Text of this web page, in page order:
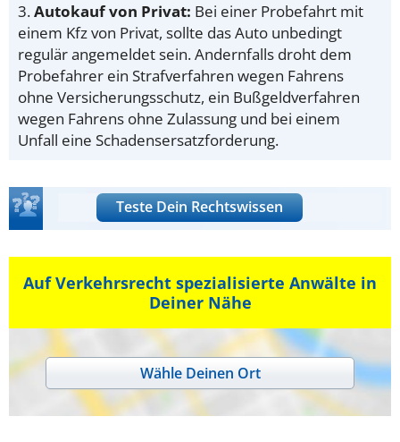
3.Autokauf von Privat: Bei einer Probefahrt mit
einem Kfz von Privat, sollte das Auto unbedingt
regulär angemeldet sein. Andernfalls droht dem
Probefahrer ein Strafverfahren wegen Fahrens
ohne Versicherungsschutz, ein Bußgeldverfahren
wegen Fahrens ohne Zulassung und bei einem
Unfall eine Schadensersatzforderung.
Teste Dein Rechtswissen
Auf Verkehrsrecht spezialisierte Anwälte in
Deiner Nähe
Wähle Deinen Ort